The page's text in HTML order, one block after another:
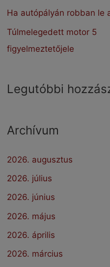
Ha autópályán robban le
Túlmelegedett motor 5
figyelmeztetőjele
Legutóbbi
Archívum
2026. augusztus
2026. július
2026. június
2026. május
2026. április
2026. március